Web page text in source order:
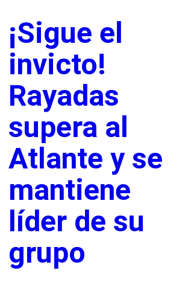
¡Sigue el
invicto!
Rayadas
supera al
Atlante y se
mantiene
líder de su
grupo